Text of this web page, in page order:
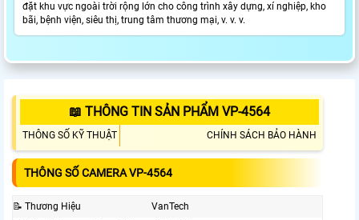
đặt khu vực ngoài trời rộng lớn cho công trình xây dựng, xí nghiệp, kho
bãi, bệnh viện, siêu thị, trung tâm thương mại, v. v. v.
📖 THÔNG TIN SẢN PHẨM VP-4564
THÔNG SỐ KỸ THUẬT CHÍNH SÁCH BẢO HÀNH
THÔNG SỐ CAMERA VP-4564
📝 Thương Hiệu
VanTech